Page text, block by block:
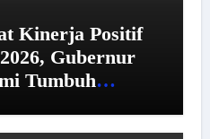
Kinerja Positif
Gubernur
Tumbuh